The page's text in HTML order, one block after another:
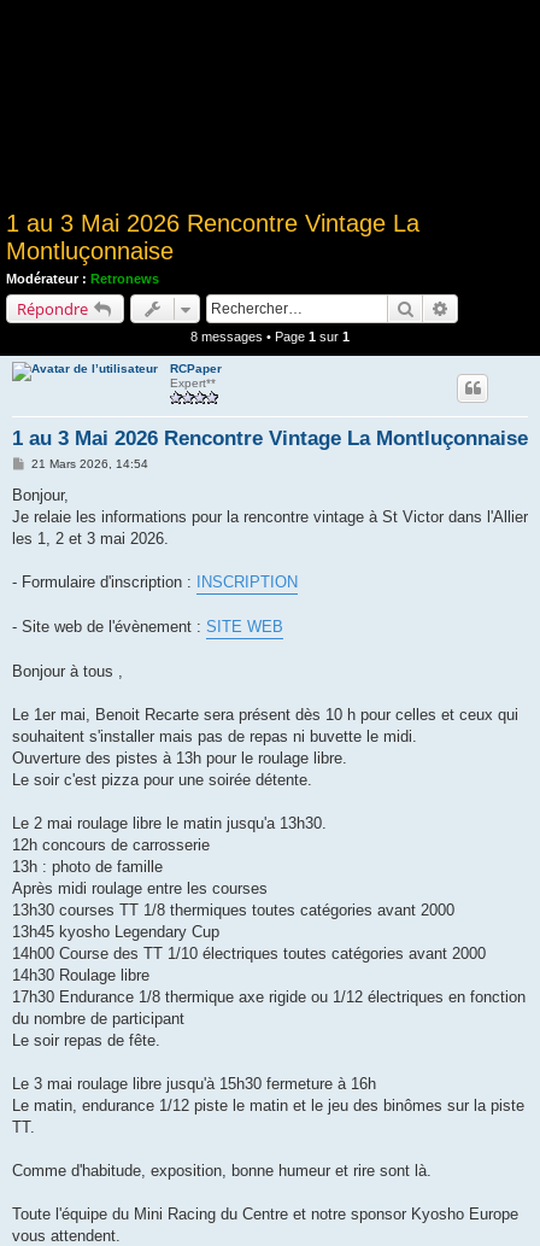
1 au 3 Mai 2026 Rencontre Vintage La
Montluçonnaise
Modérateur : Retronews
Répondre Rechercher
8 messages • Page 1 sur 1
RCPaper
Expert**
1 au 3 Mai 2026 Rencontre Vintage La Montluçonnaise
M
s
a
g
21 Mars 2026, 14:54
Bonjour,
Je relaie les informations pour la rencontre vintage à St Victor dans l'Allier
les 1, 2 et 3 mai 2026.
- Formulaire d'inscription : INSCRIPTION
- Site web de l'évènement : SITE WEB
Bonjour à tous ,
Le 1er mai, Benoit Recarte sera présent dès 10 h pour celles et ceux qui
souhaitent s'installer mais pas de repas ni buvette le midi.
Ouverture des pistes à 13h pour le roulage libre.
Le soir c'est pizza pour une soirée détente.
Le 2 mai roulage libre le matin jusqu'a 13h30.
12h concours de carrosserie
13h : photo de famille
Après midi roulage entre les courses
13h30 courses TT 1/8 thermiques toutes catégories avant 2000
13h45 kyosho Legendary Cup
14h00 Course des TT 1/10 électriques toutes catégories avant 2000
14h30 Roulage libre
17h30 Endurance 1/8 thermique axe rigide ou 1/12 électriques en fonction
du nombre de participant
Le soir repas de fête.
Le 3 mai roulage libre jusqu'à 15h30 fermeture à 16h
Le matin, endurance 1/12 piste le matin et le jeu des binômes sur la piste
TT.
Comme d'habitude, exposition, bonne humeur et rire sont là.
Toute l'équipe du Mini Racing du Centre et notre sponsor Kyosho Europe
vous attendent.